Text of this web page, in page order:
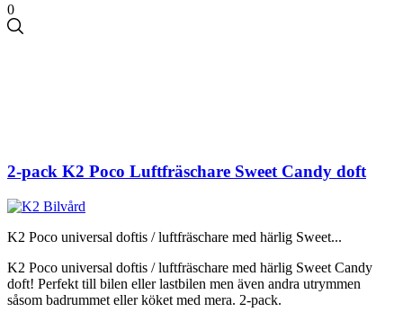
0
2-pack K2 Poco Luftfräschare Sweet Candy doft
K2 Poco universal doftis / luftfräschare med härlig Sweet...
K2 Poco universal doftis / luftfräschare med härlig Sweet Candy
doft! Perfekt till bilen eller lastbilen men även andra utrymmen
såsom badrummet eller köket med mera. 2-pack.